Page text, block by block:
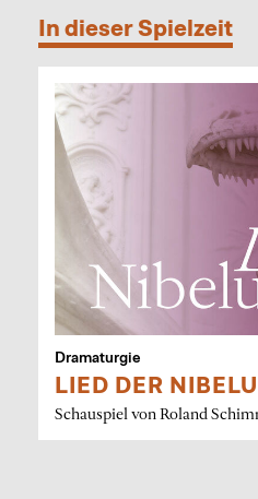
In dieser Spielzeit
Dramaturgie
LIED DER
Schauspiel von Roland